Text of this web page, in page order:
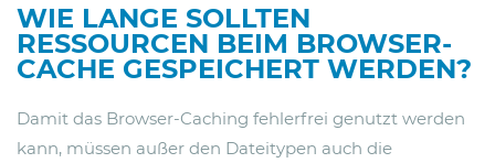
WIE LANGE SOLLTEN
RESSOURCEN BEIM BROWSER-
CACHE GESPEICHERT WERDEN?
Damit das Browser-Caching fehlerfrei genutzt werden
kann, müssen außer den Dateitypen auch die